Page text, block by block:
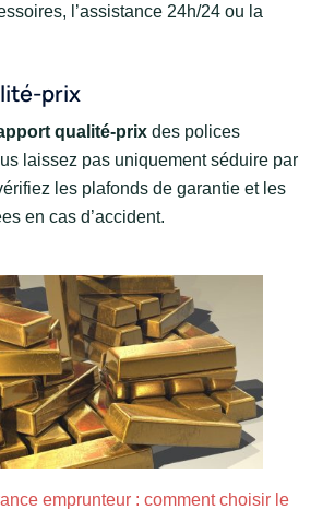
l’assistance 24h/24 ou la
prix
qualité-prix des polices
laissez pas uniquement séduire par
les plafonds de garantie et les
en cas d’accident.
emprunteur : comment choisir le